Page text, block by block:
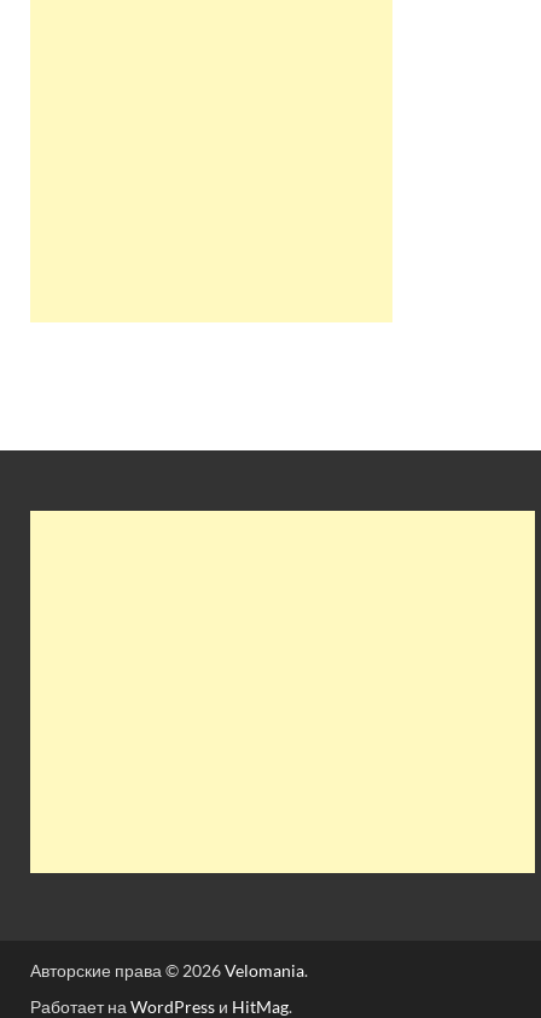
Авторские права © 2026Velomania.
Работает на WordPress и HitMag.